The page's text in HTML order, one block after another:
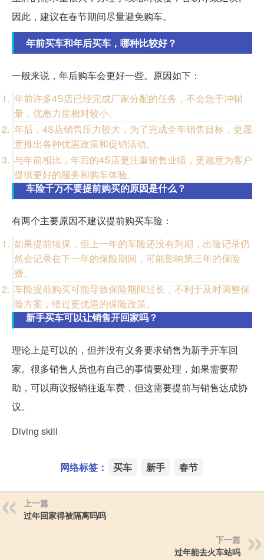
因此，建议在春节期间尽量避免购车。
年前买车和年后买车，哪种比较好？
一般来说，年后购车会更好一些。原因如下：
年前许多4S店已经完成厂家分配的任务，不会急于冲销
量，优惠力度相对较小。
年后，4S店销售压力较大，为了完成全年销售目标，更愿
意推出各种优惠政策和促销活动。
与年前相比，年后的4S店更注重销售业绩，更愿意为客户
提供更好的服务和购车体验。
车险千万不要提前购买的原因是什么？
有两个主要原因不建议提前购买车险：
如果提前续保，但上一年的车险还没有到期，出险记录仍
然会记录在下一年的保险期间，可能影响第三年的保险
费。
车险提前购买可能导致保险期限过长，不利于及时调整保
险方案，错过更优惠的保险政策。
新手买车可以让销售开回家吗？
理论上是可以的，但并没有义务要求销售为新手开车回
家。很多销售人员也有自己的事情要处理，如果需要帮
助，可以商议报销往返车费，但这需要提前与销售达成协
议。
Diving skill
网络标签： 买车 新手 春节
上一篇
过年回家得被隔离吗吗
下一篇
过年能去火车站吗